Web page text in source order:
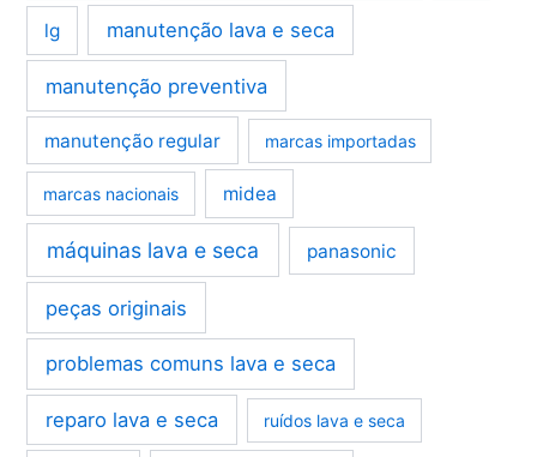
lg manutenção lava e seca
manutenção preventiva
manutenção regular marcas importadas
marcas nacionais midea
máquinas lava e seca panasonic
peças originais
problemas comuns lava e seca
reparo lava e seca ruídos lava e seca